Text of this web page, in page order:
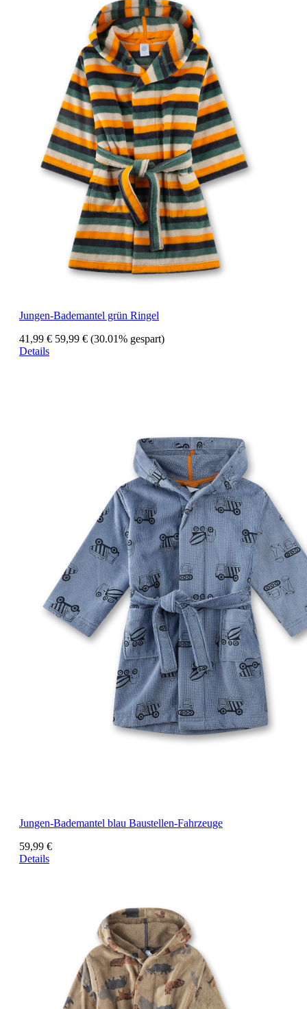
Jungen-Bademantel grün Ringel
41,99 € 59,99 € (30.01% gespart)
Details
Jungen-Bademantel blau Baustellen-Fahrzeuge
59,99 €
Details